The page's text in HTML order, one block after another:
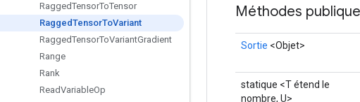
RaggedTensorToTensor
RaggedTensorToVariant
RaggedTensorToVariantGradient
Range
Rank
ReadVariableOp
Méthodes
Sortie <Objet>
statique <T étend le
nombre, U>